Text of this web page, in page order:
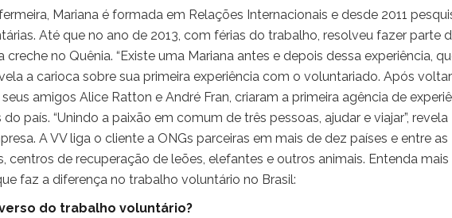
Mariana é formada em Relações Internacionais e desde 2011
Até que no ano de 2013, com férias do trabalho, resolveu fazer parte
no Quênia. “Existe uma Mariana antes e depois dessa experiência,
a carioca sobre sua primeira experiência com o voluntariado. Após
amigos Alice Ratton e André Fran, criaram a primeira agência de
país. “Unindo a paixão em comum de três pessoas, ajudar e viajar”, revela
A VV liga o cliente a ONGs parceiras em mais de dez países e entre as
centros de recuperação de leões, elefantes e outros animais. Entenda mais
faz a diferença no trabalho voluntário no Brasil:
do trabalho voluntário?